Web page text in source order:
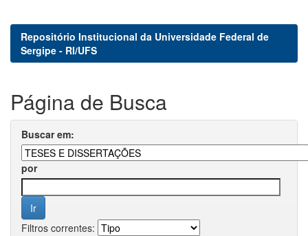
Repositório Institucional da Universidade Federal de
Sergipe - RI/UFS
Página de Busca
Buscar em:
por
Filtros correntes: